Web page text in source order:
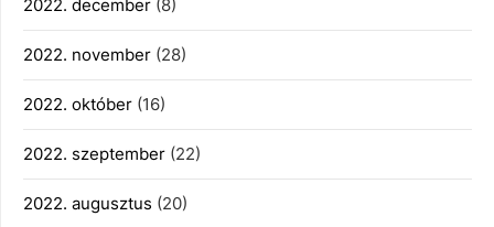
2022. december (8)
2022. november (28)
2022. október (16)
2022. szeptember (22)
2022. augusztus (20)